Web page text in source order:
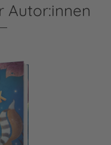
Autor:innen